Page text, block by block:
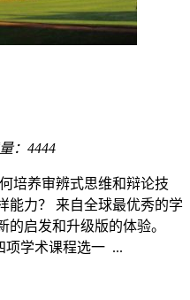
：4444
培养审辨式思维和辩论技
能力？ 来自全球最优秀的学
的启发和升级版的体验。
项学术课程选一 ...